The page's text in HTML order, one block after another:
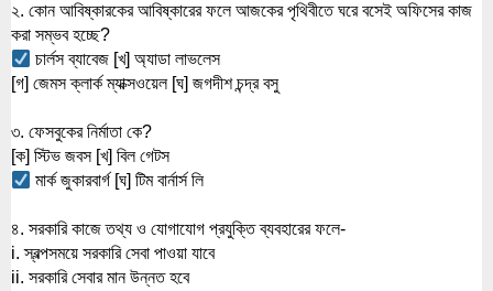
২. কোন আবিষ্কারকের আবিষ্কারের ফলে আজকের পৃথিবীতে ঘরে বসেই অফিসের কাজ
করা সম্ভব হচ্ছে?
চার্লস ব্যাবেজ [খ] অ্যাডা লাভলেস
[গ] জেমস ক্লার্ক ম্যাক্সওয়েল [ঘ] জগদীশ চন্দ্র বসু
৩. ফেসবুকের নির্মাতা কে?
[ক] স্টিভ জবস [খ] বিল গেটস
মার্ক জুকারবার্গ [ঘ] টিম বার্নার্স লি
৪. সরকারি কাজে তথ্য ও যোগাযোগ প্রযুক্তি ব্যবহারের ফলে-
i. স্বল্পসময়ে সরকারি সেবা পাওয়া যাবে
ii. সরকারি সেবার মান উন্নত হবে
r
p